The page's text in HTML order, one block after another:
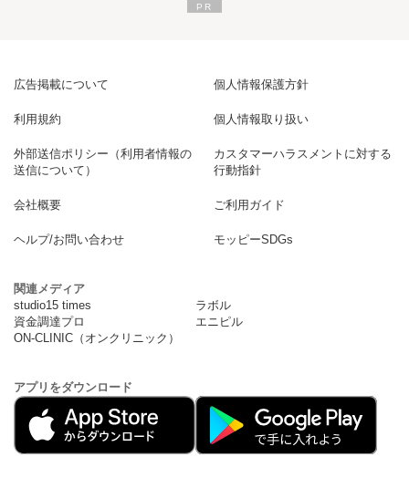
広告掲載について 個人情報保護方針
利用規約 個人情報取り扱い
外部送信ポリシー（利用者情報の
送信について）
カスタマーハラスメントに対する
行動指針
会社概要 ご利用ガイド
ヘルプ/お問い合わせ モッピーSDGs
関連メディア
studio15 times
ラボル
資金調達プロ
エニピル
ON-CLINIC（オンクリニック）
アプリをダウンロード